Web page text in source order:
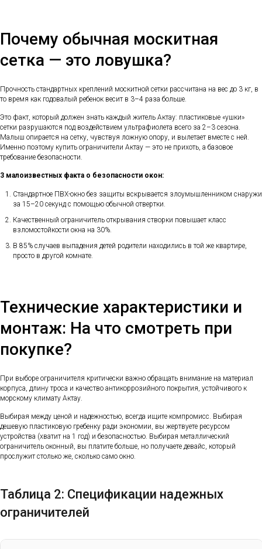
Почему обычная москитная
сетка — это ловушка?
Прочность стандартных креплений москитной сетки рассчитана на вес до 3 кг, в
то время как годовалый ребенок весит в 3–4 раза больше.
Это факт, который должен знать каждый житель Актау: пластиковые «ушки»
сетки разрушаются под воздействием ультрафиолета всего за 2–3 сезона.
Малыш опирается на сетку, чувствуя ложную опору, и вылетает вместе с ней.
Именно поэтому купить ограничители Актау — это не прихоть, а базовое
требование безопасности.
3 малоизвестных факта о безопасности окон:
Стандартное ПВХ-окно без защиты вскрывается злоумышленником снаружи
за 15–20 секунд с помощью обычной отвертки.
Качественный ограничитель открывания створки повышает класс
взломостойкости окна на 30%.
В 85% случаев выпадения детей родители находились в той же квартире,
просто в другой комнате.
Технические характеристики и
монтаж: На что смотреть при
покупке?
При выборе ограничителя критически важно обращать внимание на материал
корпуса, длину троса и качество антикоррозийного покрытия, устойчивого к
морскому климату Актау.
Выбирая между ценой и надежностью, всегда ищите компромисс. Выбирая
дешевую пластиковую гребенку ради экономии, вы жертвуете ресурсом
устройства (хватит на 1 год) и безопасностью. Выбирая металлический
ограничитель оконный, вы платите больше, но получаете девайс, который
прослужит столько же, сколько само окно.
Таблица 2: Спецификации надежных
ограничителей